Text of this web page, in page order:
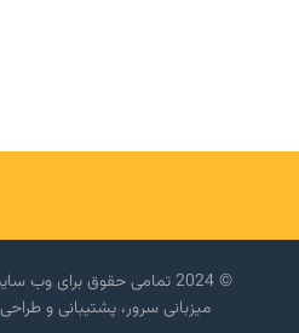
© 2024 تمامی حقوق برای وب سایت خودرودیلی محفوظ است.
میزبانی سرور، پشتیبانی و